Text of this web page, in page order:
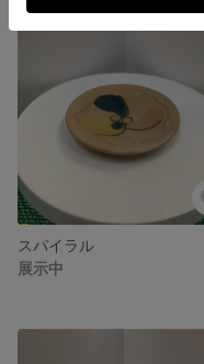
スパイラル
展示中